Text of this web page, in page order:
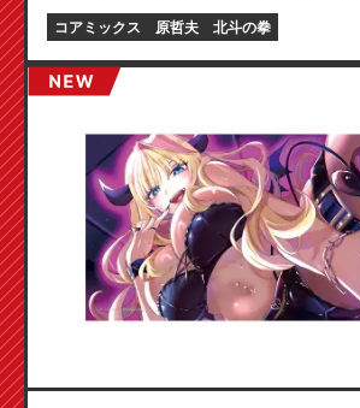
コアミックス 原哲夫 北斗の拳